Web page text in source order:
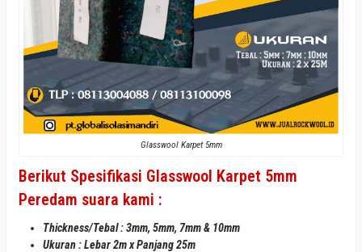
Glasswool Karpet 5mm
Berikut Spesifikasi Glasswool Karpet 5mm
Peredam suara kami :
Thickness/Tebal : 3mm, 5mm, 7mm & 10mm
Ukuran : Lebar 2m x Panjang 25m